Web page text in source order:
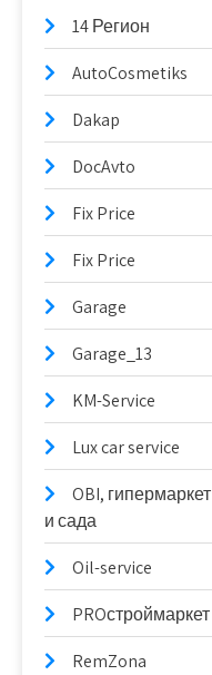
14 Регион
AutoCosmetiks
Dakap
DocAvto
Fix Price
Fix Price
Garage
Garage_13
KM-Service
Lux car service
OBI,
и сада
Oil-service
PROстроймаркет
RemZona